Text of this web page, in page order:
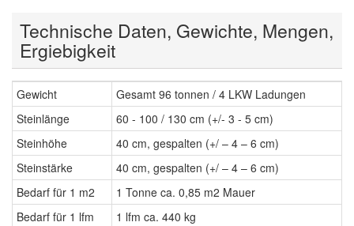
Technische Daten, Gewichte, Mengen,
Ergiebigkeit
Gewicht
Gesamt 96 tonnen / 4 LKW Ladungen
Steinlänge
60 - 100 / 130 cm (+/- 3 - 5 cm)
Steinhöhe
40 cm, gespalten (+/ – 4 – 6 cm)
Steinstärke
40 cm, gespalten (+/ – 4 – 6 cm)
Bedarf für 1 m2
1 Tonne ca. 0,85 m2 Mauer
Bedarf für 1 lfm
1 lfm ca. 440 kg